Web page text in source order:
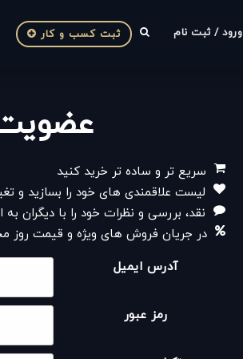
ورود / ثبت نام ثبت کسب و کار
سریع تر و ساده تر خرید کنید
لیست علاقمندی های خود را بسازید و
نقد، بررسی و نظرات خود را با دیگران به
در جریان فروش های ویژه و قیمت روز
آدرس ایمیل
رمز عبور